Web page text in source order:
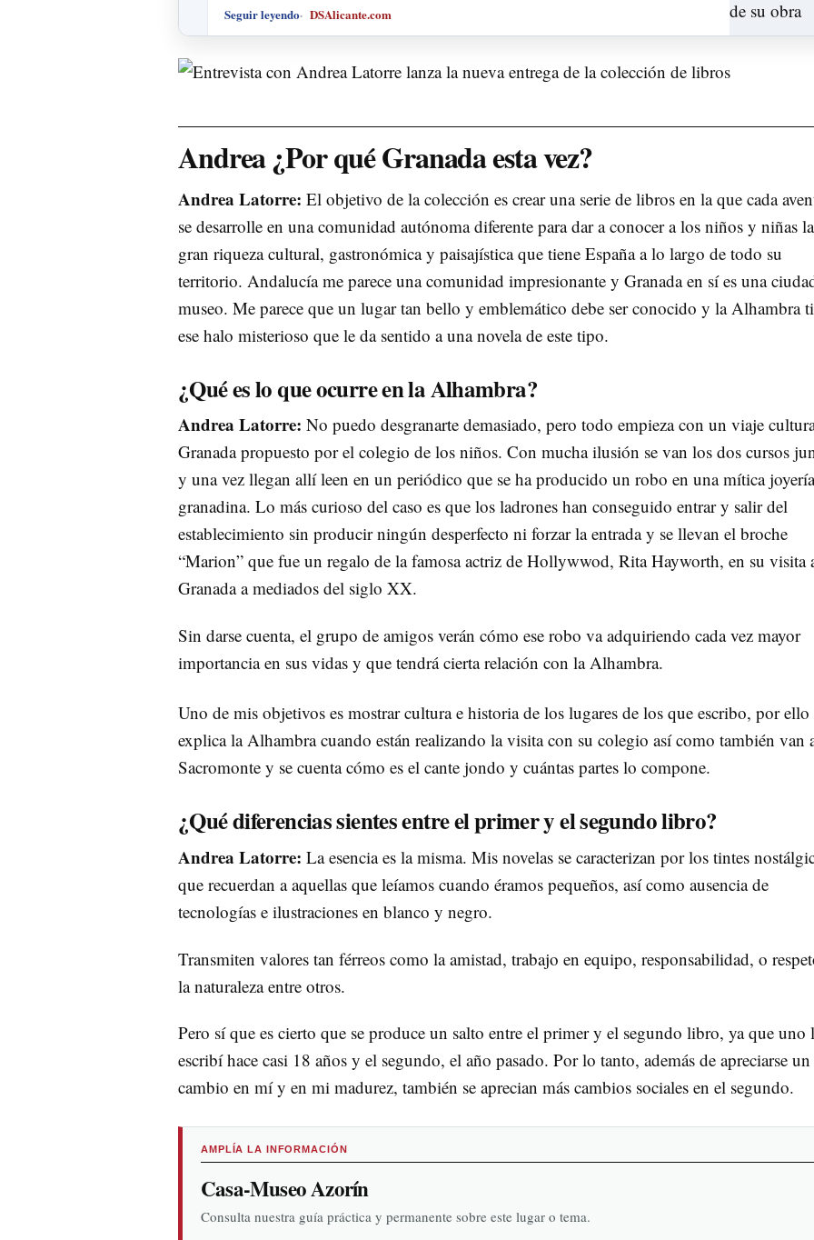
Seguir leyendo DSAlicante.com
Andrea ¿Por qué Granada esta vez?
Andrea Latorre: El objetivo de la colección es crear una serie de libros en la que cada
se desarrolle en una comunidad autónoma diferente para dar a conocer a los niños y niñas la
gran riqueza cultural, gastronómica y paisajística que tiene España a lo largo de todo su
territorio. Andalucía me parece una comunidad impresionante y Granada en sí es una
museo. Me parece que un lugar tan bello y emblemático debe ser conocido y la Alhambra
ese halo misterioso que le da sentido a una novela de este tipo.
¿Qué es lo que ocurre en la Alhambra?
Andrea Latorre: No puedo desgranarte demasiado, pero todo empieza con un viaje
Granada propuesto por el colegio de los niños. Con mucha ilusión se van los dos cursos
y una vez llegan allí leen en un periódico que se ha producido un robo en una mítica joyería
granadina. Lo más curioso del caso es que los ladrones han conseguido entrar y salir del
establecimiento sin producir ningún desperfecto ni forzar la entrada y se llevan el broche
“Marion” que fue un regalo de la famosa actriz de Hollywwod, Rita Hayworth, en su visita
Granada a mediados del siglo XX.
Sin darse cuenta, el grupo de amigos verán cómo ese robo va adquiriendo cada vez mayor
importancia en sus vidas y que tendrá cierta relación con la Alhambra.
Uno de mis objetivos es mostrar cultura e historia de los lugares de los que escribo, por ello
explica la Alhambra cuando están realizando la visita con su colegio así como también van
Sacromonte y se cuenta cómo es el cante jondo y cuántas partes lo compone.
¿Qué diferencias sientes entre el primer y el segundo libro?
Andrea Latorre: La esencia es la misma. Mis novelas se caracterizan por los tintes
que recuerdan a aquellas que leíamos cuando éramos pequeños, así como ausencia de
tecnologías e ilustraciones en blanco y negro.
Transmiten valores tan férreos como la amistad, trabajo en equipo, responsabilidad, o
la naturaleza entre otros.
Pero sí que es cierto que se produce un salto entre el primer y el segundo libro, ya que uno
escribí hace casi 18 años y el segundo, el año pasado. Por lo tanto, además de apreciarse un
cambio en mí y en mi madurez, también se aprecian más cambios sociales en el segundo.
AMPLÍA LA INFORMACIÓN
Casa-Museo Azorín
Consulta nuestra guía práctica y permanente sobre este lugar o tema.